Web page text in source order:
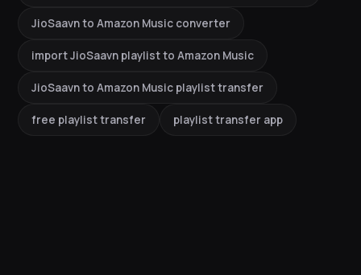
JioSaavn to Amazon Music converter
import JioSaavn playlist to Amazon Music
JioSaavn to Amazon Music playlist transfer
free playlist transfer playlist transfer app